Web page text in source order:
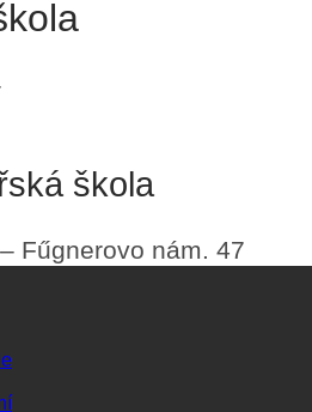
škola
Fűgnerovo nám. 47